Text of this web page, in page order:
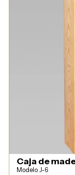
Caja de
Modelo J-6